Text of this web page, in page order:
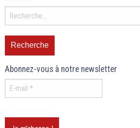
Abonnez-vous à notre newsletter